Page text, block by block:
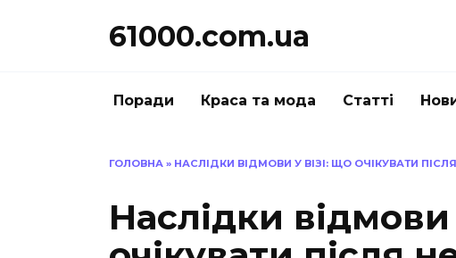
61000.com.ua
Поради Краса та мода Статті
ГОЛОВНА » НАСЛІДКИ ВІДМОВИ У ВІЗІ: ЩО ОЧІКУВАТИ
Наслідки відмови